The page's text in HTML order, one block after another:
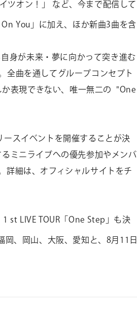
ツオン！」 など、今まで配信して
You 」に加え、ほか新曲3曲を含
身が未来・夢に向かって突き進む
全曲を通してグループコンセプト
表現できない、唯一無二の "One
スイベントを開催することが決
ミニライブへの優先参加やメンバ
詳細は、オフィシャルサイトをチ
1 st LIVE TOUR 「One Step 」も決
岡、岡山、大阪、愛知と、 8月 11 日